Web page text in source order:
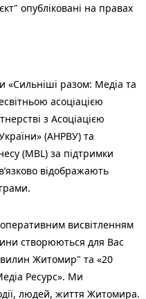
опубліковані на правах
«Сильніші разом: Медіа та
асоціацією
з Асоціацією
(АНРВУ) та
(MBL) за підтримки
відображають
висвітленням
створюються для Вас
Житомир" та «20
Ресурс». Ми
людей, життя Житомира.